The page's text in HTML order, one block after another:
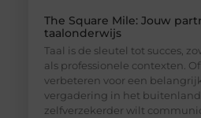
The Square Mile: Jouw
taalonderwijs
Taal is de sleutel tot succes,
als professionele contexten.
verbeteren voor een
vergadering in het
zelfverzekerder wilt